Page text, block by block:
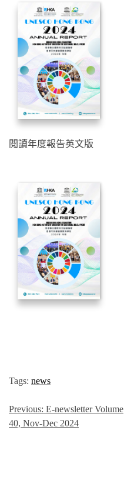
閱讀年度報告英文版
Tags: news
Previous: E-newsletter Volume
40, Nov-Dec 2024